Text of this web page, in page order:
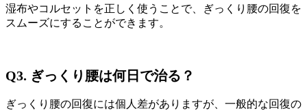
湿布やコルセットを正しく使うことで、ぎっくり腰の回復を
スムーズにすることができます。
Q3. ぎっくり腰は何日で治る？
ぎっくり腰の回復には個人差がありますが、一般的な回復の